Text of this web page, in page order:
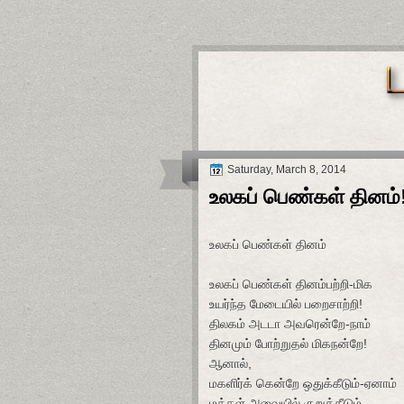
Saturday, March 8, 2014
உலகப் பெண்கள்
உலகப் பெண்கள் தினம்
உலகப் பெண்கள் தினம்பற்றி-மிக
உயர்ந்த மேடையில் பறைசாற்றி!
திலகம் அடடா அவரென்றே-நாம்
தினமும் போற்றுதல் மிகநன்றே!
ஆனால்,
மகளிர்க் கென்றே ஒதுக்கீடும்-ஏனாம்